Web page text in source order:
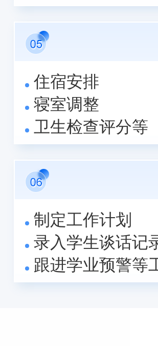
住宿安排
寝室调整
卫生检查评分等
制定工作计划
录入学生谈话记
跟进学业预警等